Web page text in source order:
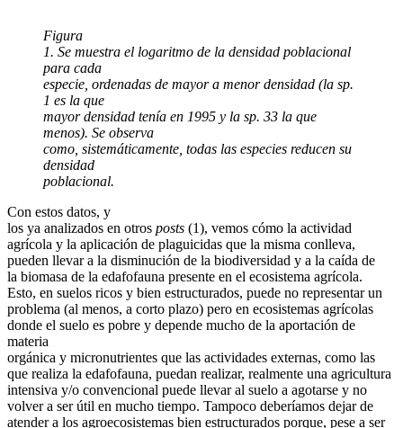
Figura
1. Se muestra el logaritmo de la densidad poblacional
para cada
especie, ordenadas de mayor a menor densidad (la sp.
1 es la que
mayor densidad tenía en 1995 y la sp. 33 la que
menos). Se observa
como, sistemáticamente, todas las especies reducen su
densidad
poblacional.
Con estos datos, y
los ya analizados en otros posts (1), vemos cómo la actividad
agrícola y la aplicación de plaguicidas que la misma conlleva,
pueden llevar a la disminución de la biodiversidad y a la caída de
la biomasa de la edafofauna presente en el ecosistema agrícola.
Esto, en suelos ricos y bien estructurados, puede no representar un
problema (al menos, a corto plazo) pero en ecosistemas agrícolas
donde el suelo es pobre y depende mucho de la aportación de
materia
orgánica y micronutrientes que las actividades externas, como las
que realiza la edafofauna, puedan realizar, realmente una agricultura
intensiva y/o convencional puede llevar al suelo a agotarse y no
volver a ser útil en mucho tiempo. Tampoco deberíamos dejar de
atender a los agroecosistemas bien estructurados porque, pese a ser